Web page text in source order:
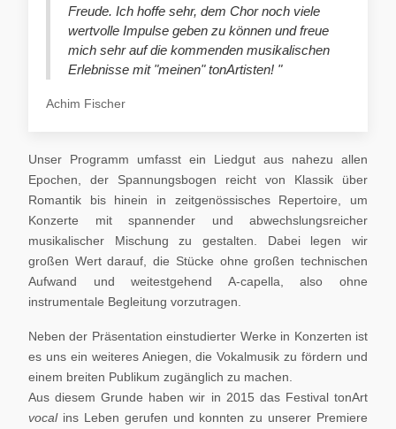
Freude. Ich hoffe sehr, dem Chor noch viele
wertvolle Impulse geben zu können und freue
mich sehr auf die kommenden musikalischen
Erlebnisse mit "meinen" tonArtisten! "
Achim Fischer
Unser Programm umfasst ein Liedgut aus nahezu allen
Epochen, der Spannungsbogen reicht von Klassik über
Romantik bis hinein in zeitgenössisches Repertoire, um
Konzerte mit spannender und abwechslungsreicher
musikalischer Mischung zu gestalten. Dabei legen wir
großen Wert darauf, die Stücke ohne großen technischen
Aufwand und weitestgehend A-capella, also ohne
instrumentale Begleitung vorzutragen.
Neben der Präsentation einstudierter Werke in Konzerten ist
es uns ein weiteres Aniegen, die Vokalmusik zu fördern und
einem breiten Publikum zugänglich zu machen.
Aus diesem Grunde haben wir in 2015 das Festival tonArt
vocal ins Leben gerufen und konnten zu unserer Premiere